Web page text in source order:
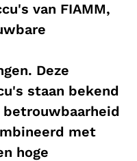
van FIAMM,
Deze
staan bekend
met
hoge